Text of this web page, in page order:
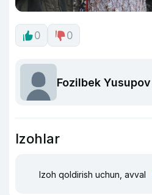
0 0
Fozilbek Yusupov
Izohlar
Izoh qoldirish uchun, avval